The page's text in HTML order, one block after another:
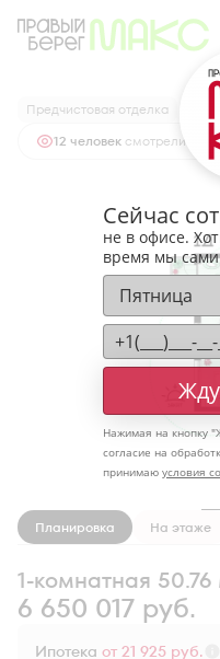
1-комнатная50.76 м2
Ипотекаот 21 925 руб.
Предчистовая отделка
12 человек смотрели эту
Планировка На этаже
1-комнатная 50.76
6 650 017 руб.
Ипотека от 21 925 руб.
Сейчас
не в офисе.
время мы
Нажимая на кнопку "
согласие на
принимаю условия